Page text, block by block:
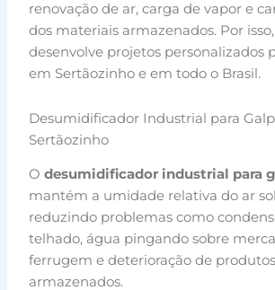
renovação de ar, carga de vapor e
dos materiais armazenados. Por
desenvolve projetos personalizados
em Sertãozinho e em todo o Brasil.
Desumidificador Industrial para
Sertãozinho
Odesumidificador industrial para
mantém a umidade relativa do ar
reduzindo problemas como
telhado, água pingando sobre
ferrugem e deterioração de produtos
armazenados.